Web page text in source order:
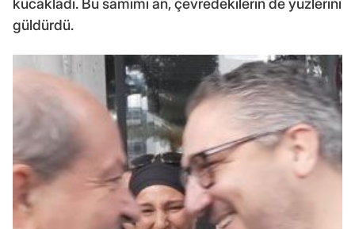
kucakladı. Bu samimi an, çevredekilerin de yüzlerini
güldürdü.